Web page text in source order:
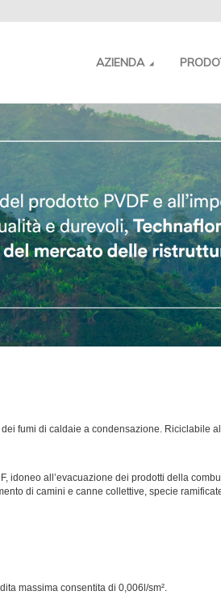
AZIENDA
fumi di caldaie a condensazione. Riciclabile
idoneo all’evacuazione dei prodotti della
di camini e canne collettive, specie
massima consentita di 0,006l/sm².